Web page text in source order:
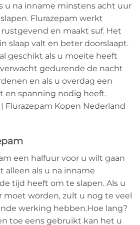
u na inname minstens acht uur
Flurazepam werkt
en maakt suf. Het
slaap valt en beter doorslaapt.
geschikt als u moeite heeft
gedurende de nacht
en als u overdag een
en spanning nodig heeft.
Flurazepam Kopen Nederland
een halfuur voor u wilt gaan
alleen als u na inname
tijd heeft om te slapen. Als u
moet worden, zult u nog te veel
werking hebben.Hoe lang?
toe eens gebruikt kan het u